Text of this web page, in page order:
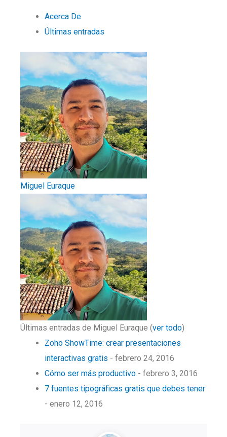
Acerca De
Últimas entradas
Miguel Euraque
Últimas entradas de Miguel Euraque (ver todo)
Zoho ShowTime: crear presentaciones
interactivas gratis - febrero 24, 2016
Cómo ser más productivo - febrero 3, 2016
7 fuentes tipográficas gratis que debes tener
- enero 12, 2016